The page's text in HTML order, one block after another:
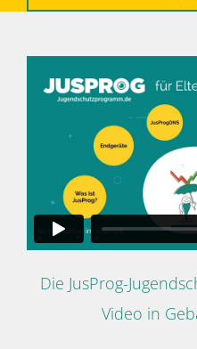
Die JusProg-
Video in